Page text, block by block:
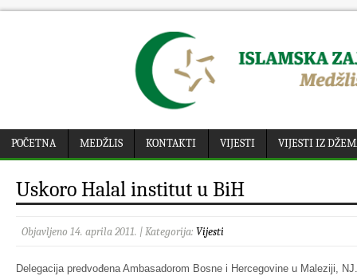
POČETNA MEDŽLIS KONTAKTI VIJESTI VIJESTI IZ
Uskoro Halal institut u BiH
Objavljeno 14. aprila 2011. | Kategorija: Vijesti
Delegacija predvođena Ambasadorom Bosne i Hercegovine u Maleziji,